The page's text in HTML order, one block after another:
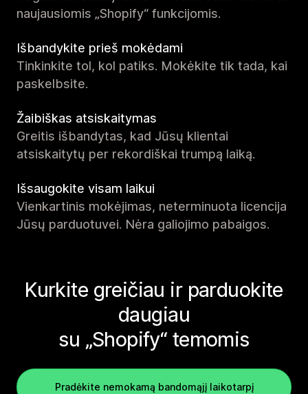
naujausiomis „Shopify“ funkcijomis.
Išbandykite prieš mokėdami
Tinkinkite tol, kol patiks. Mokėkite tik tada, kai
paskelbsite.
Žaibiškas atsiskaitymas
Greitis išbandytas, kad Jūsų klientai
atsiskaitytų per rekordiškai trumpą laiką.
Išsaugokite visam laikui
Vienkartinis mokėjimas, neterminuota licencija
Jūsų parduotuvei. Nėra galiojimo pabaigos.
Kurkite greičiau ir parduokite
daugiau
su „Shopify“ temomis
Pradėkite nemokamą bandomąjį laikotarpį